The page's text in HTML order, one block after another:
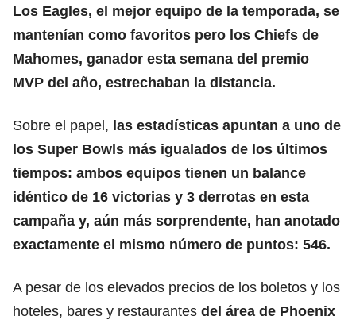
Los Eagles, el mejor equipo de la temporada, se
mantenían como favoritos pero los Chiefs de
Mahomes, ganador esta semana del premio
MVP del año, estrechaban la distancia.
Sobre el papel, las estadísticas apuntan a uno de
los Super Bowls más igualados de los últimos
tiempos: ambos equipos tienen un balance
idéntico de 16 victorias y 3 derrotas en esta
campaña y, aún más sorprendente, han anotado
exactamente el mismo número de puntos: 546.
A pesar de los elevados precios de los boletos y los
hoteles, bares y restaurantes del área de Phoenix